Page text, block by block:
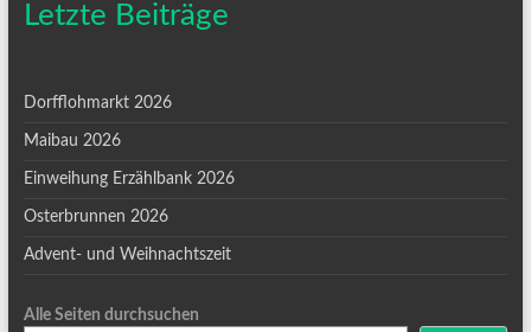
Letzte Beiträge
Dorfflohmarkt 2026
Maibau 2026
Einweihung Erzählbank 2026
Osterbrunnen 2026
Advent- und Weihnachtszeit
Alle Seiten durchsuchen